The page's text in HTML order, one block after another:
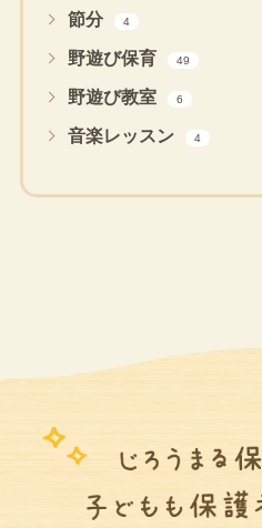
節分 4
野遊び保育 49
野遊び教室 6
音楽レッスン 4